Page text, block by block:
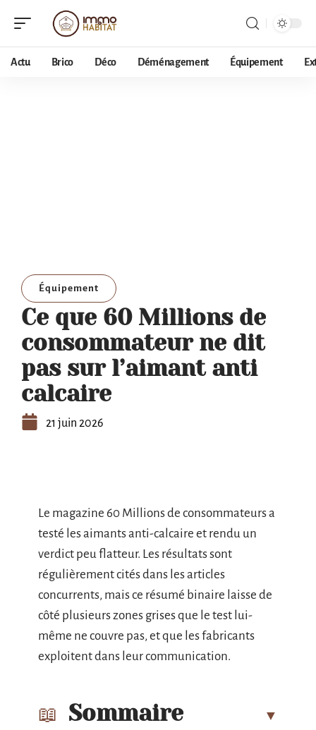
Actu Brico Déco Déménagement Équipement
Équipement
Ce que 60 Millions de
consommateur ne dit
pas sur l’aimant anti
calcaire
21 juin 2026
Le magazine 60 Millions de consommateurs a
testé les aimants anti-calcaire et rendu un
verdict peu flatteur. Les résultats sont
régulièrement cités dans les articles
concurrents, mais ce résumé binaire laisse de
côté plusieurs zones grises que le test lui-
même ne couvre pas, et que les fabricants
exploitent dans leur communication.
Sommaire